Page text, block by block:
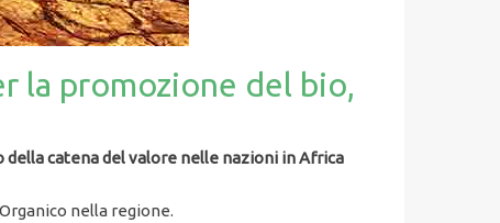
la promozione del bio,
catena del valore nelle nazioni in Africa
nella regione.